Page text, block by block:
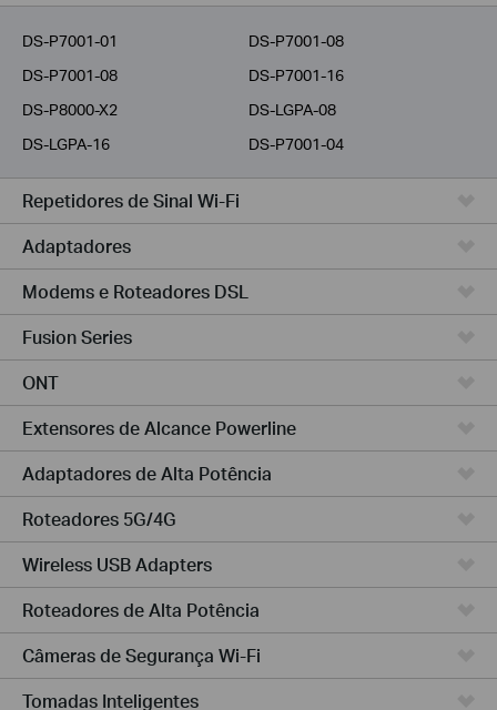
Provedores
DS-P7001-01
DS-P7001-08
DS-P7001-08
DS-P7001-16
DS-P8000-X2
DS-LGPA-08
DS-LGPA-16
DS-P7001-04
Repetidores de Sinal Wi-Fi
Adaptadores
Modems e Roteadores DSL
Fusion Series
ONT
Extensores de Alcance Powerline
Adaptadores de Alta Potência
Roteadores 5G/4G
Wireless USB Adapters
Roteadores de Alta Potência
Câmeras de Segurança Wi-Fi
Tomadas Inteligentes